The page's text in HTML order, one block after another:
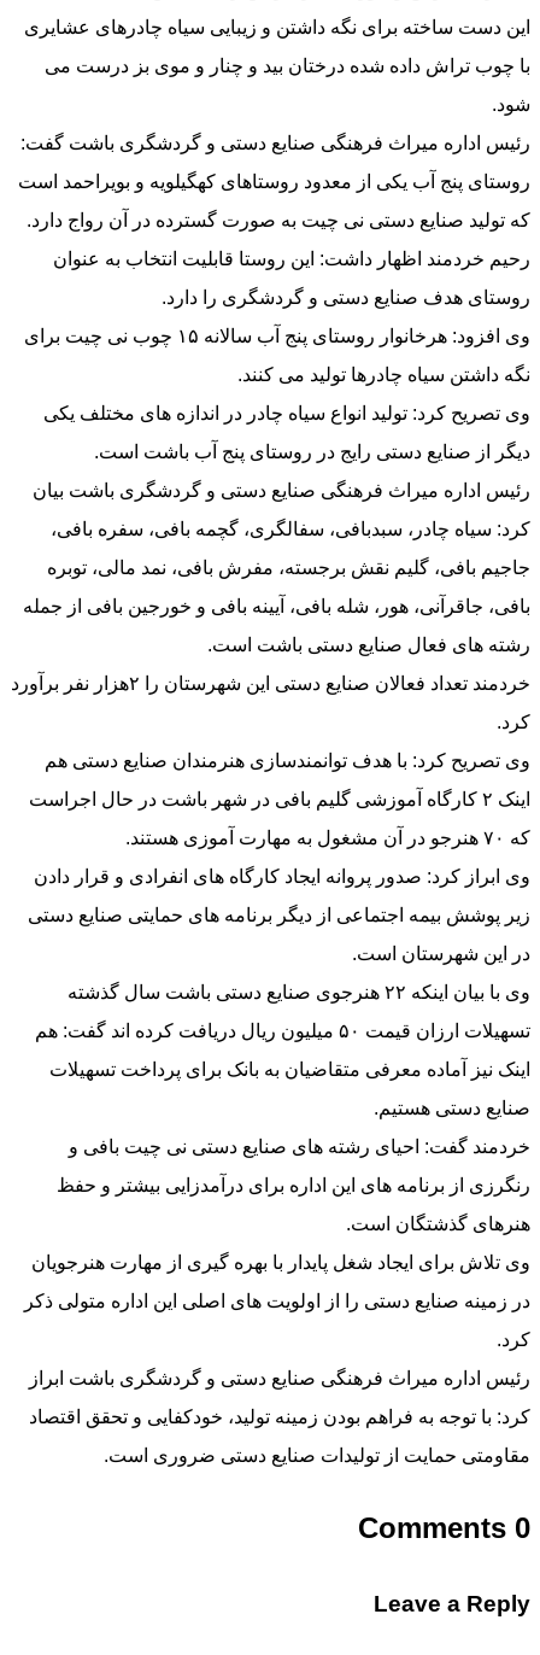
این دست ساخته برای نگه داشتن و زیبایی سیاه چادرهای عشایری
با چوب تراش داده شده درختان بید و چنار و موی بز درست می
شود.
رئیس اداره میراث فرهنگی صنایع دستی و گردشگری باشت گفت:
روستای پنج آب یکی از معدود روستاهای کهگیلویه و بویراحمد است
که تولید صنایع دستی نی چیت به صورت گسترده در آن رواج دارد.
رحیم خردمند اظهار داشت: این روستا قابلیت انتخاب به عنوان
روستای هدف صنایع دستی و گردشگری را دارد.
وی افزود: هرخانوار روستای پنج آب سالانه ۱۵ چوب نی چیت برای
نگه داشتن سیاه چادرها تولید می کنند.
وی تصریح کرد: تولید انواع سیاه چادر در اندازه های مختلف یکی
دیگر از صنایع دستی رایج در روستای پنج آب باشت است.
رئیس اداره میراث فرهنگی صنایع دستی و گردشگری باشت بیان
کرد: سیاه چادر، سبدبافی، سفالگری، گچمه بافی، سفره بافی،
جاجیم بافی، گلیم نقش برجسته، مفرش بافی، نمد مالی، توبره
بافی، جاقرآنی، هور، شله بافی، آیینه بافی و خورجین بافی از جمله
رشته های فعال صنایع دستی باشت است.
خردمند تعداد فعالان صنایع دستی این شهرستان را ۲هزار نفر برآورد
کرد.
وی تصریح کرد: با هدف توانمندسازی هنرمندان صنایع دستی هم
اینک ۲ کارگاه آموزشی گلیم بافی در شهر باشت در حال اجراست
که ۷۰ هنرجو در آن مشغول به مهارت آموزی هستند.
وی ابراز کرد: صدور پروانه ایجاد کارگاه های انفرادی و قرار دادن
زیر پوشش بیمه اجتماعی از دیگر برنامه های حمایتی صنایع دستی
در این شهرستان است.
وی با بیان اینکه ۲۲ هنرجوی صنایع دستی باشت سال گذشته
تسهیلات ارزان قیمت ۵۰ میلیون ریال دریافت کرده اند گفت: هم
اینک نیز آماده معرفی متقاضیان به بانک برای پرداخت تسهیلات
صنایع دستی هستیم.
خردمند گفت: احیای رشته های صنایع دستی نی چیت بافی و
رنگرزی از برنامه های این اداره برای درآمدزایی بیشتر و حفظ
هنرهای گذشتگان است.
وی تلاش برای ایجاد شغل پایدار با بهره گیری از مهارت هنرجویان
در زمینه صنایع دستی را از اولویت های اصلی این اداره متولی ذکر
کرد.
رئیس اداره میراث فرهنگی صنایع دستی و گردشگری باشت ابراز
کرد: با توجه به فراهم بودن زمینه تولید، خودکفایی و تحقق اقتصاد
مقاومتی حمایت از تولیدات صنایع دستی ضروری است.
0 Comments
Leave a Reply